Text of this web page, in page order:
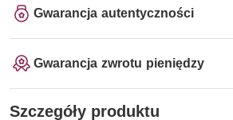
Gwarancja autentyczności
Gwarancja zwrotu pieniędzy
Szczegóły produktu